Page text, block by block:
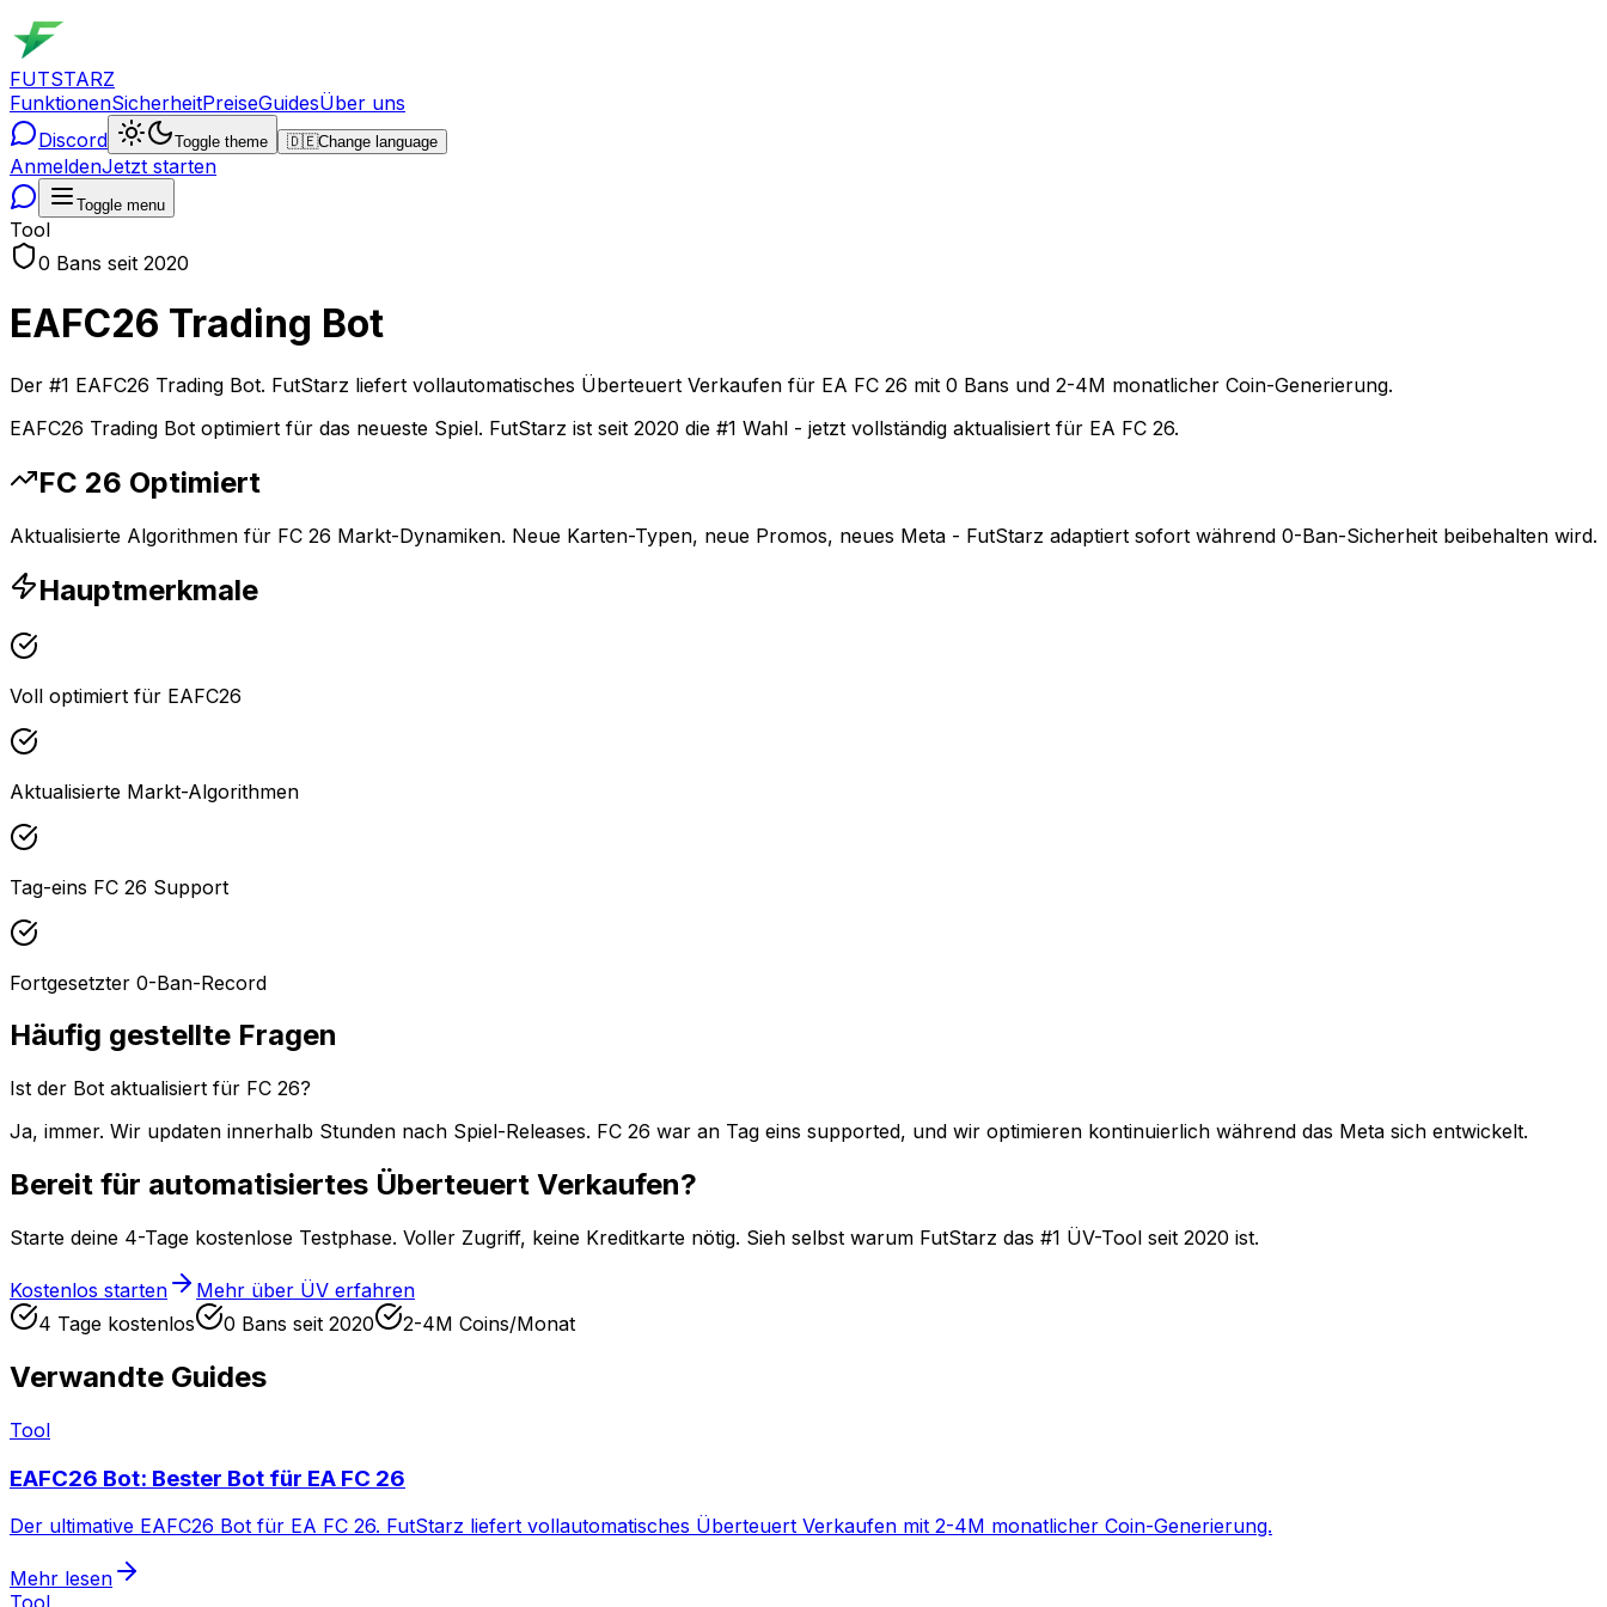
FUTSTARZ
FunktionenSicherheitPreiseGuidesÜber uns
Discord
Toggle theme 🇩🇪Change language
AnmeldenJetzt starten
Toggle menu
Tool
0 Bans seit 2020
EAFC26 Trading Bot
Der #1 EAFC26 Trading Bot. FutStarz liefert vollautomatisches Überteuert Verkaufen für EA FC 26 mit 0 Bans und 2-4M monatlicher Coin-Generierung.
EAFC26 Trading Bot optimiert für das neueste Spiel. FutStarz ist seit 2020 die #1 Wahl - jetzt vollständig aktualisiert für EA FC 26.
FC 26 Optimiert
Aktualisierte Algorithmen für FC 26 Markt-Dynamiken. Neue Karten-Typen, neue Promos, neues Meta - FutStarz adaptiert sofort während 0-Ban-Sicherheit beibehalten wird.
Hauptmerkmale
Voll optimiert für EAFC26
Aktualisierte Markt-Algorithmen
Tag-eins FC 26 Support
Fortgesetzter 0-Ban-Record
Häufig gestellte Fragen
Ist der Bot aktualisiert für FC 26?
Ja, immer. Wir updaten innerhalb Stunden nach Spiel-Releases. FC 26 war an Tag eins supported, und wir optimieren kontinuierlich während das Meta sich entwickelt.
Bereit für automatisiertes Überteuert Verkaufen?
Starte deine 4-Tage kostenlose Testphase. Voller Zugriff, keine Kreditkarte nötig. Sieh selbst warum FutStarz das #1 ÜV-Tool seit 2020 ist.
Kostenlos starten
Mehr über ÜV erfahren
4 Tage kostenlos
0 Bans seit 2020 2-4M Coins/Monat
Verwandte Guides
Tool
EAFC26 Bot: Bester Bot für EA FC 26
Der ultimative EAFC26 Bot für EA FC 26. FutStarz liefert vollautomatisches Überteuert Verkaufen mit 2-4M monatlicher Coin-Generierung.
Mehr lesen